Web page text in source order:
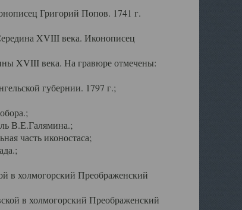
Григорий Попов. 1741 г.
XVIII века. Иконописец
XVIII века. На гравюре отмечены:
губернии. 1797 г.;
В.Е.Галямина.;
часть иконостаса;
в холмогорский Преображенский
в холмогорский Преображенский